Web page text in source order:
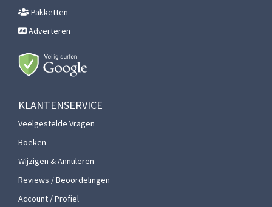
Pakketten
Adverteren
KLANTENSERVICE
Veelgestelde Vragen
Boeken
Wijzigen & Annuleren
Reviews / Beoordelingen
Account / Profiel